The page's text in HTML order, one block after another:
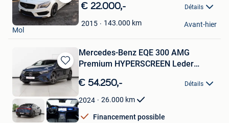
Sauvegarder
dans
Mes
€ 22.000,- Détails
2015 143.000 km
SG
Mol
Avant-hier
Sauvegarder
dans
Mes
Favoris
Mercedes-Benz EQE 300 AMG
Premium HYPERSCREEN Leder
€ 54.250,- Détails
2024 26.000 km
Financement possible